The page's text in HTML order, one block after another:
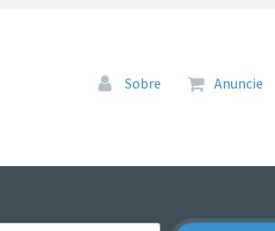
Pular para o conteúdo
Sobre Anuncie